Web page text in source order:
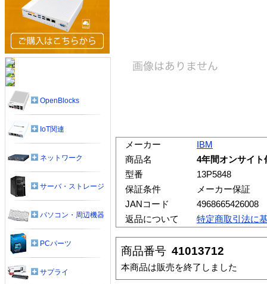
メーカー
IBM
商品名
4年間オンサイ
型番
13P5848
保証条件
メーカー保証
JANコード
4968665426008
返品について
特定商取引法に
商品番号 41013712
本商品は販売を終了しました
OpenBlocks
IoT関連
ネットワーク
サーバ・ストレージ
パソコン・周辺機器
PCパーツ
サプライ